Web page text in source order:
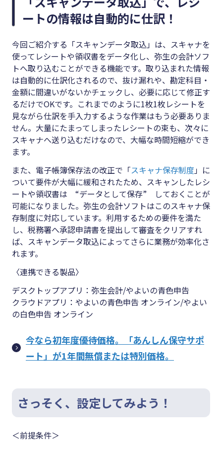
ートの情報は自動的に仕訳！
今回ご紹介する「スキャンデータ取込」は、スキャナを
使ってレシートや領収書をデータ化し、弥生の会計ソフ
トへ取り込むことができる機能です。取り込まれた情報
は自動的に仕訳化されるので、抜け漏れや、勘定科目・
金額に間違いがないかチェックし、必要に応じて修正す
るだけでOKです。これまでのように1枚1枚レシートを
見ながら仕訳を手入力するような作業はもう必要ありま
せん。大量にたまってしまったレシートの束も、次々に
スキャナへ送り込むだけなので、大幅な時間短縮ができ
ます。
また、電子帳簿保存法の改正で「スキャナ保存制度」に
ついて要件が大幅に緩和されたため、スキャンしたレシ
ートや領収書は “データとして保存” しておくことが
可能になりました。弥生の会計ソフトはこのスキャナ保
存制度に対応しています。利用するための要件を満た
し、税務署へ承認申請書を提出して審査をクリアすれ
ば、スキャンデータ取込によってさらに業務が効率化さ
れます。
〈連携できる製品〉
デスクトップアプリ：弥生会計/やよいの青色申告
クラウドアプリ：やよいの青色申告 オンライン/やよい
の白色申告 オンライン
今なら初年度優待価格。「あんしん保守サポ
ート」が1年間無償または特別価格。
さっそく、設定してみよう！
＜前提条件＞